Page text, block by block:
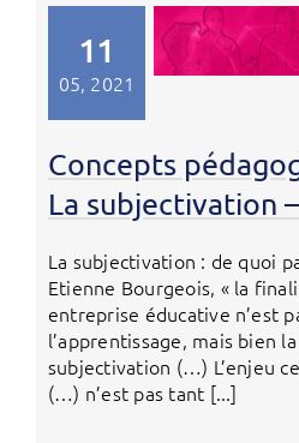
11
05, 2021
Concepts
La subjectivation
La subjectivation : de quoi
Etienne Bourgeois, « la
entreprise éducative n’est
l’apprentissage, mais bien la
subjectivation (…) L’enjeu
(…) n’est pas tant [...]